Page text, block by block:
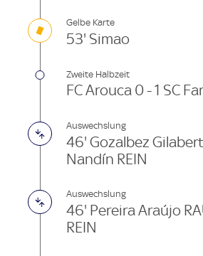
Gelbe Karte
53' Simao
Zweite Halbzeit
FC Arouca 0 - 1 SC
Auswechslung
46' Gozalbez
Nandín REIN
Auswechslung
46' Pereira Araújo
REIN